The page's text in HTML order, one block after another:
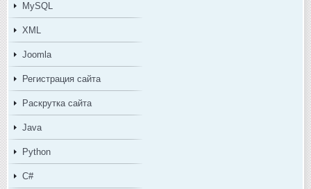
MySQL
XML
Joomla
Регистрация сайта
Раскрутка сайта
Java
Python
C#